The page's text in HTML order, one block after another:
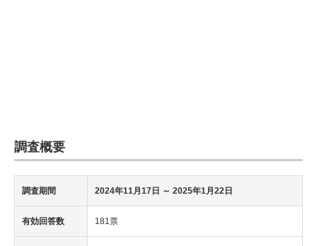
調査概要
調査期間 2024年11月17日 ～ 2025年1月22日
有効回答数 181票